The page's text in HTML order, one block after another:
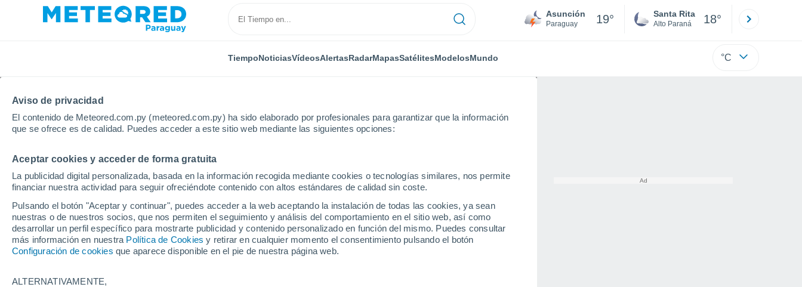
Aviso de privacidad
El contenido de Meteored.com.py (meteored.com.py) ha sido elaborado por profesionales para garantizar que la información
que se ofrece es de calidad. Puedes acceder a este sitio web mediante las siguientes opciones:
Aceptar cookies y acceder de forma gratuita
La publicidad digital personalizada, basada en la información recogida mediante cookies o tecnologías similares, nos permite
financiar nuestra actividad para seguir ofreciéndote contenido con altos estándares de calidad sin coste.
Pulsando el botón "Aceptar y continuar", puedes acceder a la web aceptando la instalación de todas las cookies, ya sean
nuestras o de nuestros socios, que nos permiten el seguimiento y análisis del comportamiento en el sitio web, así como
desarrollar un perfil específico para mostrarte publicidad y contenido personalizado en función del mismo. Puedes consultar
más información en nuestra Política de Cookies y retirar en cualquier momento el consentimiento pulsando el botón
Configuración de cookies que aparece disponible en el pie de nuestra página web.
ALTERNATIVAMENTE,
Asunción
Paraguay 19° Santa Rita
Alto Paraná 18°
TiempoNoticiasVídeosAlertasRadarMapasSatélitesModelosMundo °C
Inicio Italia Provincia de Belluno
Tiempo en la Provincia de Belluno
Hoy, 6 agosto Todo el día Símbolo
25°
12°